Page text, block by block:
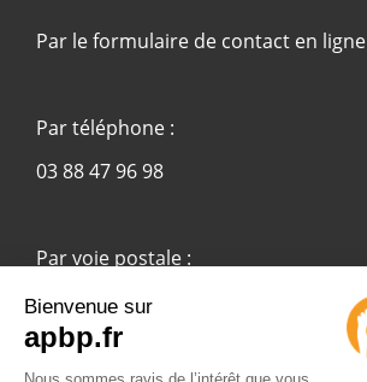
Par le formulaire de contact en ligne
Par téléphone :
03 88 47 96 98
Par voie postale :
APBP
37 route Ecospace - Molsheim